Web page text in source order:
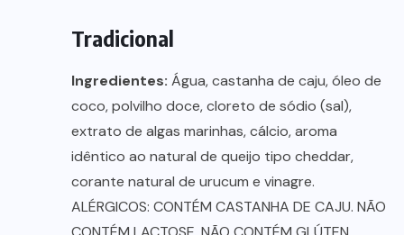
Tradicional
Ingredientes: Água, castanha de caju, óleo de
coco, polvilho doce, cloreto de sódio (sal),
extrato de algas marinhas, cálcio, aroma
idêntico ao natural de queijo tipo cheddar,
corante natural de urucum e vinagre.
ALÉRGICOS: CONTÉM CASTANHA DE CAJU. NÃO